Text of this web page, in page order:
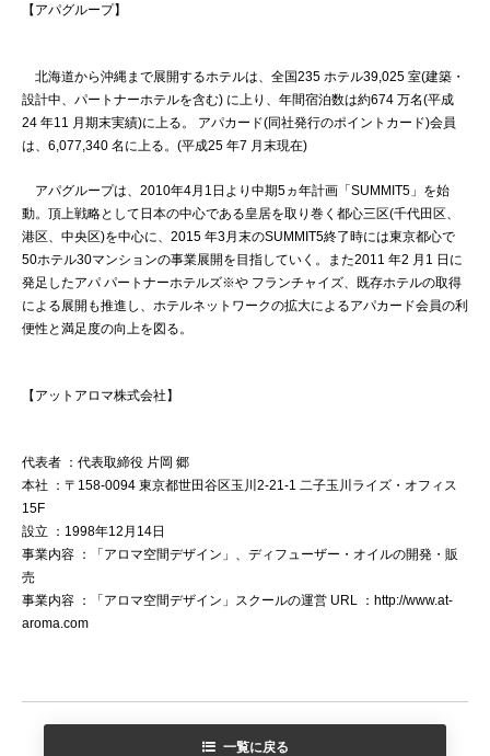
【アパグループ】
北海道から沖縄まで展開するホテルは、全国235 ホテル39,025 室(建築・
設計中、パートナーホテルを含む) に上り、年間宿泊数は約674 万名(平成
24 年11 月期末実績)に上る。 アパカード(同社発行のポイントカード)会員
は、6,077,340 名に上る。(平成25 年7 月末現在)
アパグループは、2010年4月1日より中期5ヵ年計画「SUMMIT5」を始
動。頂上戦略として日本の中心である皇居を取り巻く都心三区(千代田区、
港区、中央区)を中心に、2015 年3月末のSUMMIT5終了時には東京都心で
50ホテル30マンションの事業展開を目指していく。また2011 年2 月1 日に
発足したアパ パートナーホテルズ※や フランチャイズ、既存ホテルの取得
による展開も推進し、ホテルネットワークの拡大によるアパカード会員の利
便性と満足度の向上を図る。
【アットアロマ株式会社】
代表者 ：代表取締役 片岡 郷
本社 ：〒158-0094 東京都世田谷区玉川2-21-1 二子玉川ライズ・オフィス
15F
設立 ：1998年12月14日
事業内容 ：「アロマ空間デザイン」、ディフューザー・オイルの開発・販
売
事業内容 ：「アロマ空間デザイン」スクールの運営 URL ：http://www.at-
aroma.com
一覧に戻る